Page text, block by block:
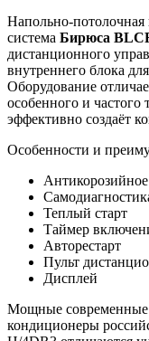
Напольно-потолочная
система Бирюса
дистанционного
внутреннего блока
Оборудование
особенного и частого
эффективно создаёт
Особенности и
Теплый старт
Таймер
Авторестарт
Пульт
Дисплей
Мощные современные
кондиционеры